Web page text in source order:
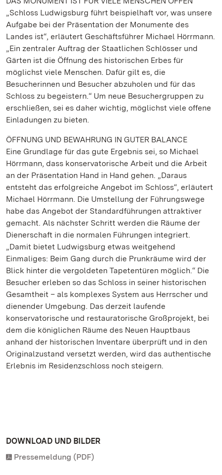
„Schloss Ludwigsburg führt beispielhaft vor, was unsere
Aufgabe bei der Präsentation der Monumente des
Landes ist“, erläutert Geschäftsführer Michael Hörrmann.
„Ein zentraler Auftrag der Staatlichen Schlösser und
Gärten ist die Öffnung des historischen Erbes für
möglichst viele Menschen. Dafür gilt es, die
Besucherinnen und Besucher abzuholen und für das
Schloss zu begeistern.“ Um neue Besuchergruppen zu
erschließen, sei es daher wichtig, möglichst viele offene
Einladungen zu bieten.
ÖFFNUNG UND BEWAHRUNG IN GUTER BALANCE
Eine Grundlage für das gute Ergebnis sei, so Michael
Hörrmann, dass konservatorische Arbeit und die Arbeit
an der Präsentation Hand in Hand gehen. „Daraus
entsteht das erfolgreiche Angebot im Schloss“, erläutert
Michael Hörrmann. Die Umstellung der Führungswege
habe das Angebot der Standardführungen attraktiver
gemacht. Als nächster Schritt werden die Räume der
Dienerschaft in die normalen Führungen integriert.
„Damit bietet Ludwigsburg etwas weitgehend
Einmaliges: Beim Gang durch die Prunkräume wird der
Blick hinter die vergoldeten Tapetentüren möglich.“ Die
Besucher erleben so das Schloss in seiner historischen
Gesamtheit – als komplexes System aus Herrscher und
dienender Umgebung. Das derzeit laufende
konservatorische und restauratorische Großprojekt, bei
dem die königlichen Räume des Neuen Hauptbaus
anhand der historischen Inventare überprüft und in den
Originalzustand versetzt werden, wird das authentische
Erlebnis im Residenzschloss noch steigern.
DOWNLOAD UND BILDER
Pressemeldung (PDF)